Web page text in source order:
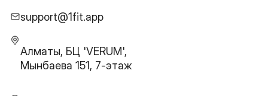
support@1fit.app
Алматы, БЦ 'VERUM',
Мынбаева 151, 7-этаж